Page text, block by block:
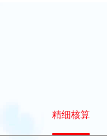
精细核算